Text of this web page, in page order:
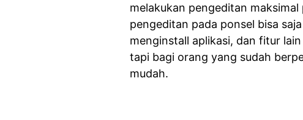
melakukan pengeditan
pengeditan pada ponsel bisa
menginstall aplikasi, dan fitur
tapi bagi orang yang sudah
mudah.